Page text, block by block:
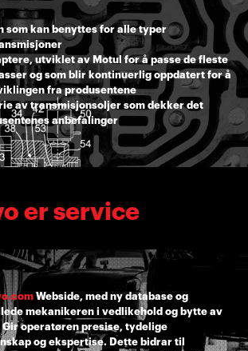
som kan benyttes for alle typer
utviklet av Motul for å passe de fleste
og som blir kontinuerlig oppdatert for å
fra produsentene
av transmisjonsoljer som dekker det
anbefalinger
er service
Webside, med ny database og
mekanikeren i vedlikehold og bytte av
operatøren presise, tydelige
og ekspertise. Dette bidrar til